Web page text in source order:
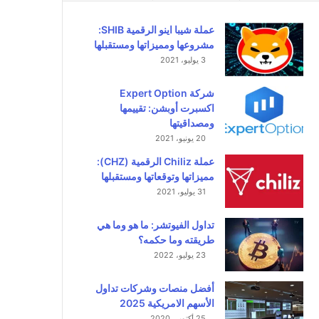
عملة شيبا اينو الرقمية SHIB:
مشروعها ومميزاتها ومستقبلها
3 يوليو، 2021
شركة Expert Option
اكسبرت أوبشن: تقييمها
ومصداقيتها
20 يونيو، 2021
عملة Chiliz الرقمية (CHZ):
مميزاتها وتوقعاتها ومستقبلها
31 يوليو، 2021
تداول الفيوتشر: ما هو وما هي
طريقته وما حكمه؟
23 يوليو، 2022
أفضل منصات وشركات تداول
الأسهم الامريكية 2025